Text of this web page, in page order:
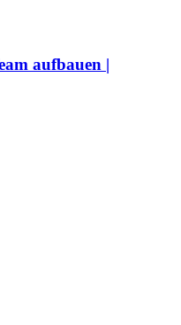
aufbauen |